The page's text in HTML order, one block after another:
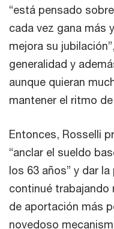
“está pensado
cada vez gana más
mejora su
generalidad y
aunque quieran
mantener el ritmo
Entonces, Rosselli
“anclar el sueldo
los 63 años” y dar
continué trabajando
de aportación más
novedoso